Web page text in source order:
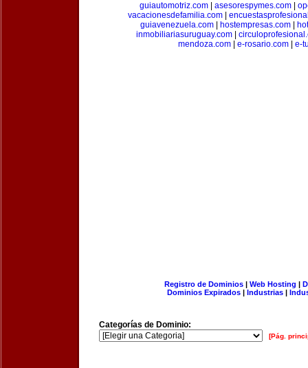
guiautomotriz.com| asesorespymes.com|
vacacionesdefamilia.com|
guiavenezuela.com| hostempresas.com|
inmobiliariasuruguay.com|
mendoza.com
e-rosario.com e-
Registro de Dominios| Web Hosting |
Dominios Expirados | Industrias |
Categorías de Dominio:
[Pág.